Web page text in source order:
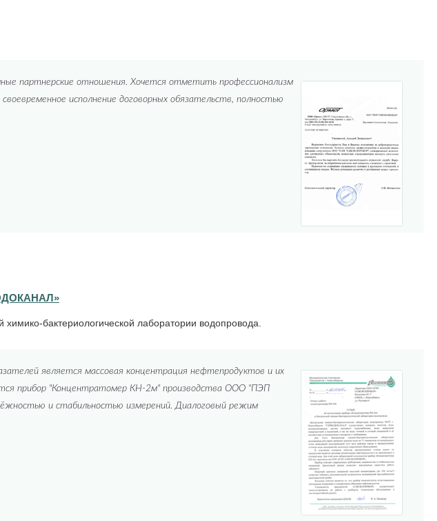
партнерские отношения. Хочется отметить профессионализм
исполнение договорных обязательств, полностью
бактериологической лаборатории водопровода.
является массовая концентрация нефтепродуктов и их
прибор "Концентратомер КН-2м" производства ООО "ПЭП
и стабильностью измерений. Диалоговый режим